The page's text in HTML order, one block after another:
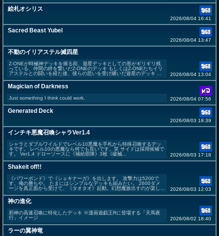
絵札オシリス
2026/08/04 16:41
Sacred Beast Yubel
2026/08/04 13:47
不動のイリアステル滅四星
Z-ONEが時械神デッキを握る前、遊星デッキとしての形がギリギリ残
っている、仲間の絆を繋いだZ-ONEのデッキ もしくはZ-ONEたちイリ
アステルとの闘いを経た後、彼らの思いを受け継いだ遊星のデッキ ...
2026/08/04 13:04
Magician of Darkness
Just something I think could work. 2026/08/04 07:56
Generated Deck
2026/08/03 18:39
インチキ悪魔召喚シャラVer1.4
シャラとダブルワイルドでレベル10悪魔を手札から特殊召喚するデッ
キです。 レベル10の悪魔なら何でも良いです。笑 サイドは採用候補で
す。 Ver1.4 ドローソースに《補給部隊》3枚《破械...
2026/08/03 17:18
Shakeit off!!
《パワーボンド》で《シェキナーガ》を出します。 攻撃力は5200で
す。俺の勝ちや。 たまにはシンプルなデッキも組みたい。 2600ダメ
ージを真正面から受けて、《タオタオ》起動。幻想魔族出すのが楽し...
2026/08/03 12:03
神の進化
邪神の高速召喚に特化したデッキ ※漫画遊戯王Rに登場する「天馬夜
行」イメージ
2026/08/02 18:40
ラーの翼神竜